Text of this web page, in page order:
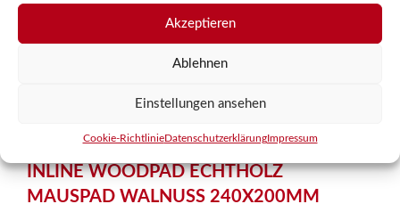
Akzeptieren
Ablehnen
Einstellungen ansehen
Cookie-RichtlinieDatenschutzerklärungImpressum
INLINE WOODPAD ECHTHOLZ
MAUSPAD WALNUSS 240X200MM